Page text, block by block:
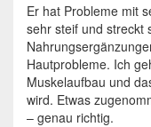
Er hat Probleme mit
sehr steif und streckt
Hautprobleme. Ich
Muskelaufbau und
wird. Etwas
– genau richtig.